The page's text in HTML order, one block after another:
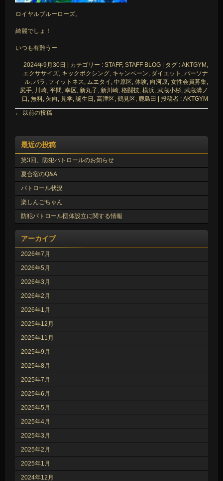
ロイヤルブルーローズ。
綺麗でしょ！
いつも有難うー
2024年9月30日 カテゴリー : STAFF, STAFF BLOG タグ : AKTGYM ,
エクササイズ, キックボクシング, キャンペーン, ダイエット , パーソナ
ル, バラ , フィットネス, ムエタイ , 中原区, 体験, 向河原, 女性会員募集,
尻手, 川崎, 平間 , 幸区, 新丸子, 新川崎, 格闘技, 横浜, 武蔵小杉, 武蔵溝ノ
口 , 無料, 矢向 , 見学, 誕生日 , 高津区, 鶴見区, 鹿島田
投稿者 : AKTGYM
← 以前の投稿
最近の投稿
第3回、防犯パトロールのお知らせ
夏合宿のQ&A
パトロール状況
楽しんごちゃん
防犯パトロール団体設立に関する情報
アーカイブ
2026年7月
2026年5月
2026年3月
2026年2月
2026年1月
2025年12月
2025年11月
2025年9月
2025年8月
2025年7月
2025年6月
2025年5月
2025年4月
2025年3月
2025年2月
2025年1月
2024年12月